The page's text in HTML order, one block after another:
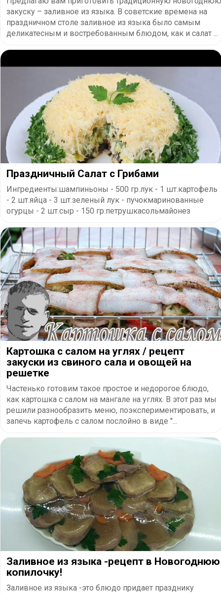
закуску – заливное из языка. В советские времена на
праздничном столе заливное из языка было самым
деликатесным и востребованным блюдом, как и салат ...
Праздничный Салат с Грибами
Ингредиенты:шампиньоны - 500 гр.лук - 1 шт.картофель
- 2 шт.яйца - 3 шт.зеленый лук - пучокмаринованные
огурцы - 2 шт.сыр - 150 гр.петрушкасольмайонез
Картошка с салом на углях / рецепт
закуски из свиного сала и овощей на
решетке
Частенько готовим такое простое и недорогое блюдо,
как картошка с салом на мангале на углях. В этот раз мы
решили разнообразить меню, поэкспериментировать, и
запечь картофель с салом послойно в виде "...
Заливное из языка -рецепт в Новогоднюю
копилочку!
Заливное из языка -это блюдо придает празднику